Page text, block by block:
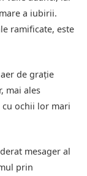
a iubirii.
ramificate, este
de grație
mai ales
ochii lor mari
mesager al
prin